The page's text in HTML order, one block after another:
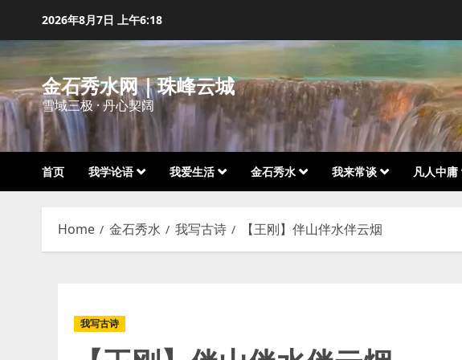
content
2026年8月7日 上午6:18
金石秀水网｜珠峰云城
雪域三极 · 丹心契阔
首页 我学论语 我爱生活 金石秀水 我来常谈 凡人中庸
Home 金石秀水 我写古诗 【王刚】伴山伴水伴云烟
我写古诗